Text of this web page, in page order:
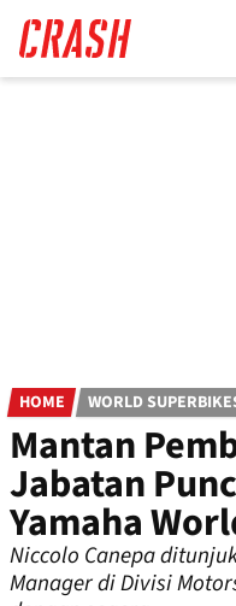
main
content
HOME WORLD
Mantan
Jabatan
Yamaha
Niccolo Canepa
Manager di Divisi